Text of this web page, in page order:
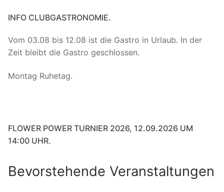
INFO CLUBGASTRONOMIE.
Vom 03.08 bis 12.08 ist die Gastro in Urlaub. In der
Zeit bleibt die Gastro geschlossen.
Montag Ruhetag.
FLOWER POWER TURNIER 2026, 12.09.2026 UM
14:00 UHR.
Bevorstehende Veranstaltungen